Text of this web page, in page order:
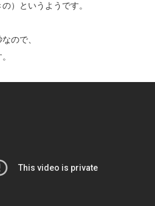
）というようです。
ので、